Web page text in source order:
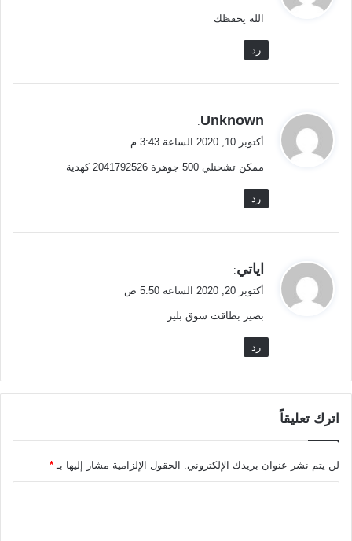
لالله يحفظك
رد
ي
ق
ل
Unknown
:
أكتوبر 10, 2020 الساعة 3:43 م
ممكن تشحنلي 500 جوهرة 2041792526 كهدية
رد
ي
ق
ل
اياتي:
أكتوبر 20, 2020 الساعة 5:50 ص
بصير بطاقت سوق بلير
رد
اترك تعليقاً
لن يتم نشر عنوان بريدك الإلكتروني. الحقول الإلزامية مشار إليها بـ *